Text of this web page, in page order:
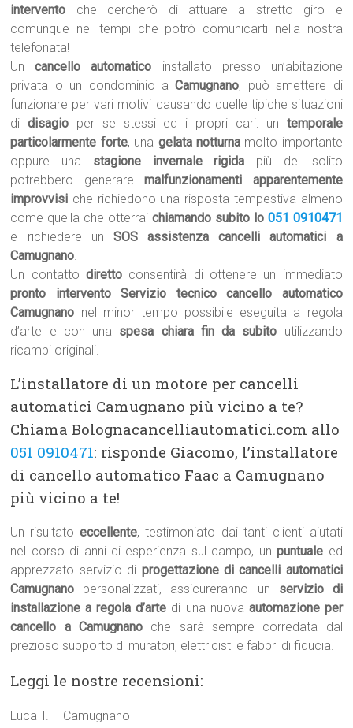
intervento che cercherò di attuare a stretto giro e
comunque nei tempi che potrò comunicarti nella nostra
telefonata!
Uncancello automatico installato presso un’abitazione
privata o un condominio aCamugnano, può smettere di
funzionare per vari motivi causando quelle tipiche situazioni
didisagio per se stessi ed i propri cari: un temporale
particolarmente forte, una gelata notturnamolto importante
oppure una stagione invernale rigida più del solito
potrebbero generaremalfunzionamenti apparentemente
improvvisi che richiedono una risposta tempestiva almeno
come quella che otterrai chiamando subito lo 051 0910471
e richiedere un SOS assistenza cancelli automatici a
Camugnano.
Un contattodiretto consentirà di ottenere un immediato
pronto intervento Servizio tecnico cancello automatico
Camugnano nel minor tempo possibile eseguita a regola
d’arte e con una spesa chiara fin da subito utilizzando
ricambi originali.
L’installatore di un motore per cancelli
automatici Camugnano più vicino a te?
Chiama Bolognacancelliautomatici.com allo
051 0910471: risponde Giacomo, l’installatore
di cancello automatico Faac a Camugnano
più vicino a te!
Un risultatoeccellente, testimoniato dai tanti clienti aiutati
nel corso di anni di esperienza sul campo, unpuntuale ed
apprezzato servizio di progettazione di cancelli automatici
Camugnano personalizzati, assicureranno un servizio di
installazione a regola d’arte di una nuova automazione per
cancello a Camugnano che sarà sempre corredata dal
prezioso supporto di muratori, elettricisti e fabbri di fiducia.
Leggi le nostre recensioni:
Luca T. – Camugnano